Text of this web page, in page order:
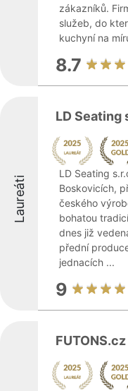
zákazníků.
služeb, do
kuchyní na
8.7
Laureáti
LD Seating
LD Seating
Boskovicích,
českého
bohatou
dnes již
přední
jednacích ...
9
FUTONS.cz